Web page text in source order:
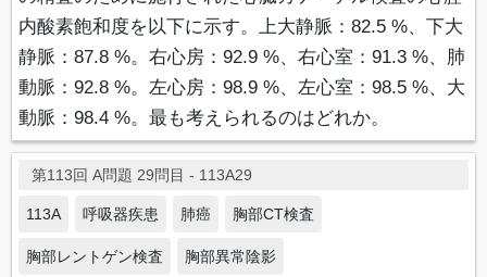
内酸素飽和度を以下に示す。上大静脈：82.5 %、下大
静脈：87.8 %。右心房：92.9 %、右心室：91.3 %、肺
動脈：92.8 %。左心房：98.9 %、左心室：98.5 %、大
動脈：98.4 %。最も考えられるのはどれか。
第113回 A問題 29問目 - 113A29
113A 呼吸器疾患 肺癌 胸部CT検査
胸部レントゲン検査 胸部異常陰影